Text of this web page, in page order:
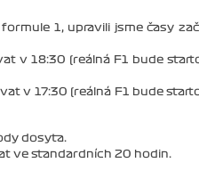
1, upravili jsme časy
v 18:30 (reálná F1 bude
v 17:30 (reálná F1 bude
dosyta.
ve standardních 20 hodin.